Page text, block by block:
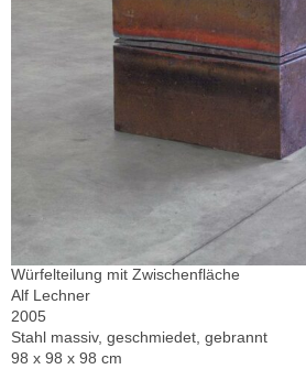
Würfelteilung mit Zwischenfläche
Alf Lechner
2005
Stahl massiv, geschmiedet, gebrannt
98 x 98 x 98 cm